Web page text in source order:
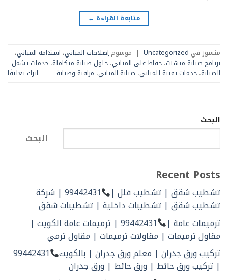
متابعة القراءة ←
منشور في Uncategorized
| موسوم إصلاحات المباني، استدامة المباني،
برنامج صيانة منشآت، حفاظ على المباني، حلول صيانة متكاملة، خدمات تشمل
الصيانة، خدمات تقنية للمباني، صيانة المباني، مراقبة وصيانة اترك تعليقًا
البحث
البحث
Recent Posts
تشطيب شقق | تشطيب فلل |
99442431 | شركة
تشطيب شقق | تشطيبات داخلية | تشطيبات شقق
ترميمات عامة |
99442431 | ترميمات عامة الكويت |
مقاول ترميمات | مقاولات ترميمات | مقاول ترمي
تركيب ورق جدران | معلم ورق جدران | بالكويت
99442431
| تركيب ورق حائط | ورق حائط | ورق جدران